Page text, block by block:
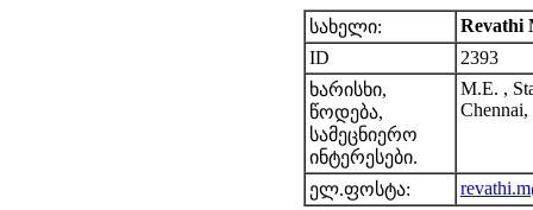
სახელი:
Revathi
ID
2393
ხარისხი,
წოდება,
სამეცნიერო
ინტერესები.
M.E. ,
ელ.ფოსტა: